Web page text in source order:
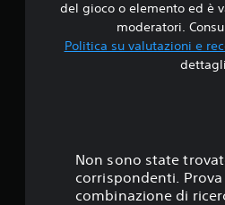
del gioco o elemento ed è
moderatori.
Politica su valutazioni e
Non sono state
corrispondenti.
combinazione di